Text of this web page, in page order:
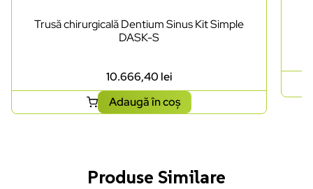
Trusă chirurgicală Dentium Sinus Kit Simple
DASK-S
10.666,40 lei
Adaugă în coș
Produse Similare